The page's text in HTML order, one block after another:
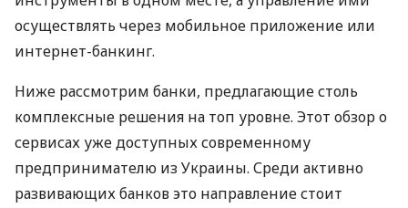
осуществлять через мобильное приложение или
интернет-банкинг.
Ниже рассмотрим банки, предлагающие столь
комплексные решения на топ уровне. Этот обзор о
сервисах уже доступных современному
предпринимателю из Украины. Среди активно
развивающих банков это направление стоит